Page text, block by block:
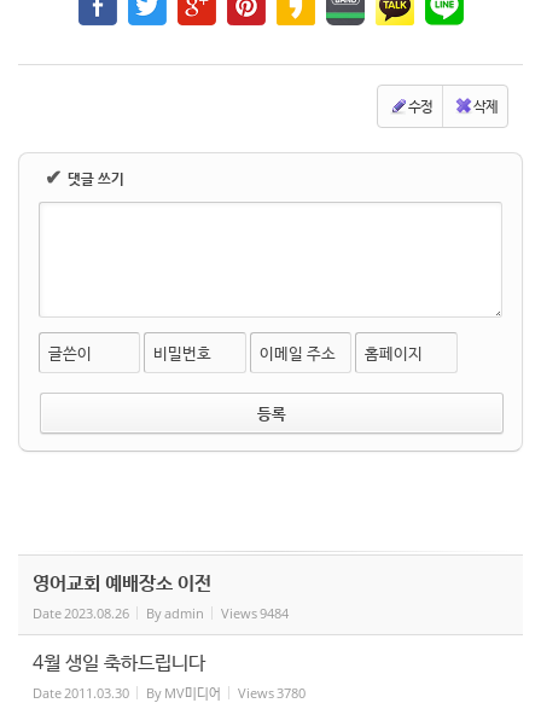
수정 삭제
✔ 댓글 쓰기
글쓴이 비밀번호 이메일 주소 홈페이지
영어교회 예배장소 이전
Date2023.08.26 Byadmin Views9484
4월 생일 축하드립니다
Date2011.03.30 By MV미디어 Views3780